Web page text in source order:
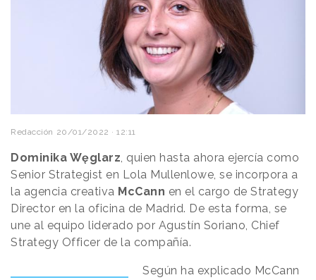
Redacción 20/01/2022 · 12:11
Dominika Węglarz, quien hasta ahora ejercía como
Senior Strategist en Lola Mullenlowe, se incorpora a
la agencia creativa McCann en el cargo de Strategy
Director en la oficina de Madrid. De esta forma, se
une al equipo liderado por Agustín Soriano, Chief
Strategy Officer de la compañía.
Según ha explicado McCann